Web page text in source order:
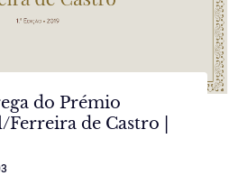
do Prémio
de Castro |